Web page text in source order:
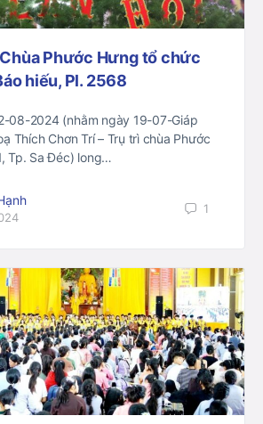
Phước Hưng tổ chức
hiếu, Pl. 2568
08-2024 (nhằm ngày 19-07-Giáp
Thích Chơn Trí – Trụ trì chùa Phước
Tp. Sa Đéc) long…
1